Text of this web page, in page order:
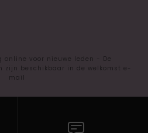
voor nieuwe leden - De
zijn beschikbaar in de welkomst e-
mail